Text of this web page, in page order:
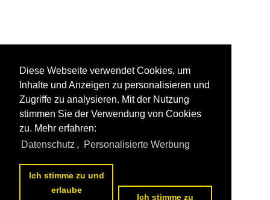
Diese Webseite verwendet Cookies, um
Inhalte und Anzeigen zu personalisieren und
Zugriffe zu analysieren. Mit der Nutzung
stimmen Sie der Verwendung von Cookies
zu. Mehr erfahren:
Datenschutz , Personalisierte Werbung
Ich stimme zu und
erlaube
Ich stimme zu